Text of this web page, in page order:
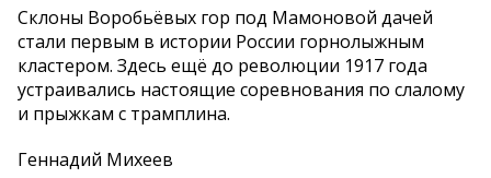
Склоны Воробьёвых гор под Мамоновой дачей
стали первым в истории России горнолыжным
кластером. Здесь ещё до революции 1917 года
устраивались настоящие соревнования по слалому
и прыжкам с трамплина.
Геннадий Михеев